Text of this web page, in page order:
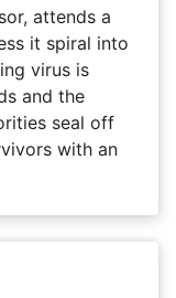
attends a
it spiral into
virus is
and the
seal off
with an